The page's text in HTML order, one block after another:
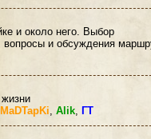
и около него. Выбор
вопросы и обсуждения
MaDTapKi, Alik, ГТ